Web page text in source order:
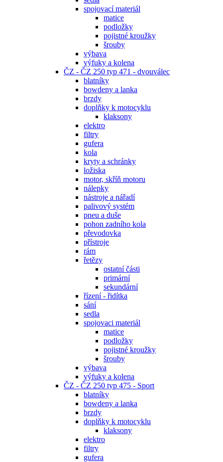
spojovací materiál
matice
podložky
pojistné kroužky
šrouby
výbava
výfuky a kolena
ČZ - ČZ 250 typ 471 - dvouválec
blatníky
bowdeny a lanka
brzdy
doplňky k motocyklu
klaksony
elektro
filtry
gufera
kola
kryty a schránky
ložiska
motor, skříň motoru
nálepky
nástroje a nářadí
palivový systém
pneu a duše
pohon zadního kola
převodovka
přístroje
rám
řetězy
ostatní části
primární
sekundární
řízení - řidítka
sání
sedla
spojovaci materiál
matice
podložky
pojistné kroužky
šrouby
výbava
výfuky a kolena
ČZ - ČZ 250 typ 475 - Sport
blatníky
bowdeny a lanka
brzdy
doplňky k motocyklu
klaksony
elektro
filtry
gufera